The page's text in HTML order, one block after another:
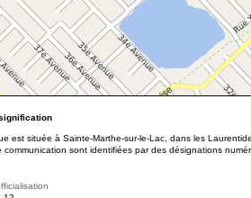
est située à Sainte-Marthe-sur-le-Lac, dans les
communication sont identifiées par des désignations